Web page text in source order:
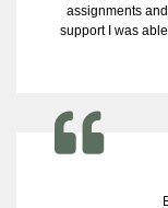
assignments
support I was